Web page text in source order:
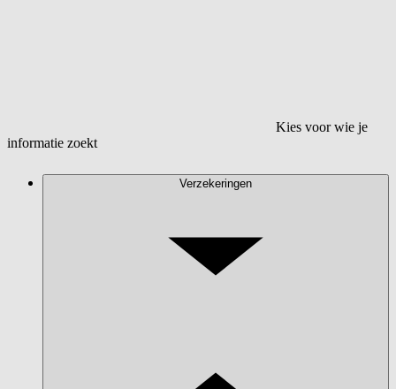
Kies voor wie je
informatie zoekt
Verzekeringen